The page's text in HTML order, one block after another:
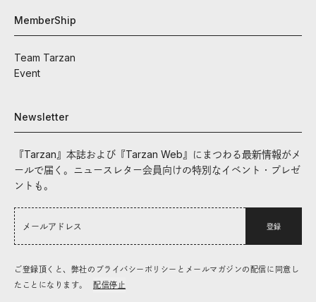
MemberShip
Team Tarzan
Event
Newsletter
『Tarzan』本誌および『Tarzan Web』にまつわる最新情報がメ
ールで届く。ニュースレター会員向けの特別なイベント・プレゼ
ントも。
登録
ご登録頂くと、弊社のプライバシーポリシーとメールマガジンの配信に同意し
たことになります。
配信停止